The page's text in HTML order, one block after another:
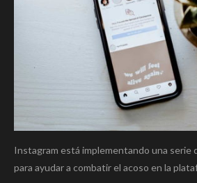
Instagram está implementando una serie
para ayudar a combatir el acoso en la